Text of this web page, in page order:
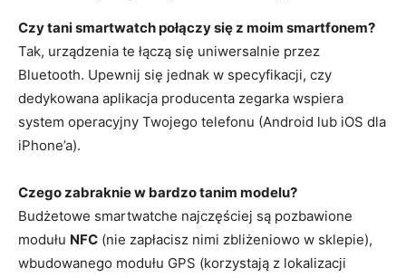
Czy tani smartwatch połączy się z moim smartfonem?
Tak, urządzenia te łączą się uniwersalnie przez
Bluetooth. Upewnij się jednak w specyfikacji, czy
dedykowana aplikacja producenta zegarka wspiera
system operacyjny Twojego telefonu (Android lub iOS dla
iPhone’a).
Czego zabraknie w bardzo tanim modelu?
Budżetowe smartwatche najczęściej są pozbawione
modułu NFC (nie zapłacisz nimi zbliżeniowo w sklepie),
wbudowanego modułu GPS (korzystają z lokalizacji